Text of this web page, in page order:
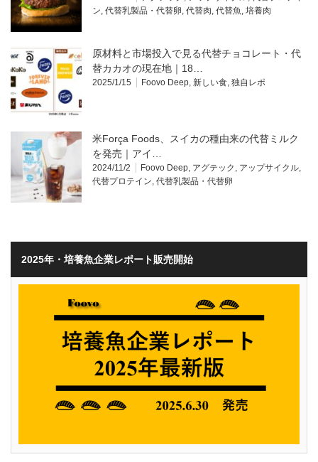
ン, 代替乳製品・代替卵, 代替肉, 代替魚, 培養肉
原材料と市場投入で見る代替チョコレート・代
替カカオの現在地｜18…
2025/1/15 Foovo Deep, 新しい食, 独自レポ
米Força Foods、スイカの種由来の代替ミルク
を発売｜アイ…
2024/11/2 Foovo Deep, アグテック , アップサイクル,
代替プロテイン, 代替乳製品・代替卵
2025年・培養魚企業レポート販売開始